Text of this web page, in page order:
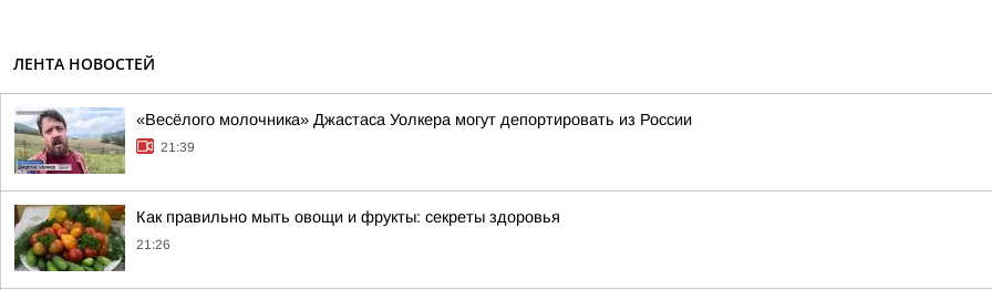
ЛЕНТА НОВОСТЕЙ
«Весёлого молочника» Джастаса Уолкера могут депортировать из России
21:39
Как правильно мыть овощи и фрукты: секреты здоровья
21:26